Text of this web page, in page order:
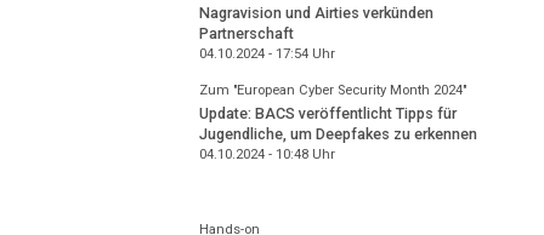
Nagravision und Airties verkünden
Partnerschaft
04.10.2024 - 17:54Uhr
Zum "European Cyber Security Month 2024"
Update: BACS veröffentlicht Tipps für
Jugendliche, um Deepfakes zu erkennen
04.10.2024 - 10:48Uhr
Hands-on